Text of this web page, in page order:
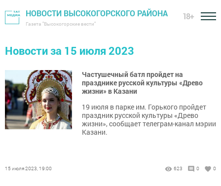
НОВОСТИ ВЫСОКОГОРСКОГО РАЙОНА
Газета "Высокогорские вести"
18+
Новости за 15 июля 2023
Частушечный батл пройдет на
празднике русской культуры «Древо
жизни» в Казани
19 июля в парке им. Горького пройдет
праздник русской культуры «Древо
жизни», сообщает телеграм-канал мэрии
Казани.
15 июля 2023, 19:00 623 0 0